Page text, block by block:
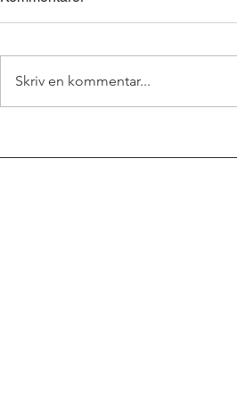
Skriv en kommentar...